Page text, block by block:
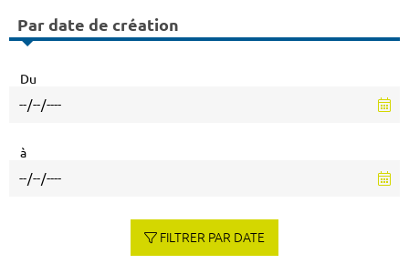
Par date de création
Du
à
FILTRER PAR DATE